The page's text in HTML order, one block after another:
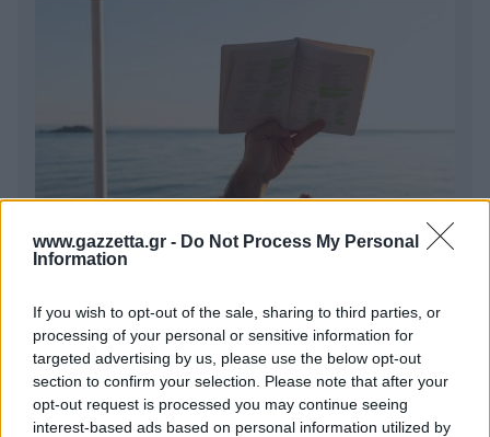
www.gazzetta.gr - Do Not Process My Personal
Information
If you wish to opt-out of the sale, sharing to third parties, or
processing of your personal or sensitive information for
targeted advertising by us, please use the below opt-out
section to confirm your selection. Please note that after your
opt-out request is processed you may continue seeing
interest-based ads based on personal information utilized by
φράση που έγινε τραγούδι, κανείς δεν ξέρει από
πού προήλθε
Τον βρήκαμε! Ταξιδιώτης πάει διακοπές στην Πάρο
για... έναν μήνα - «Έχω εγώ τον τρόπο»